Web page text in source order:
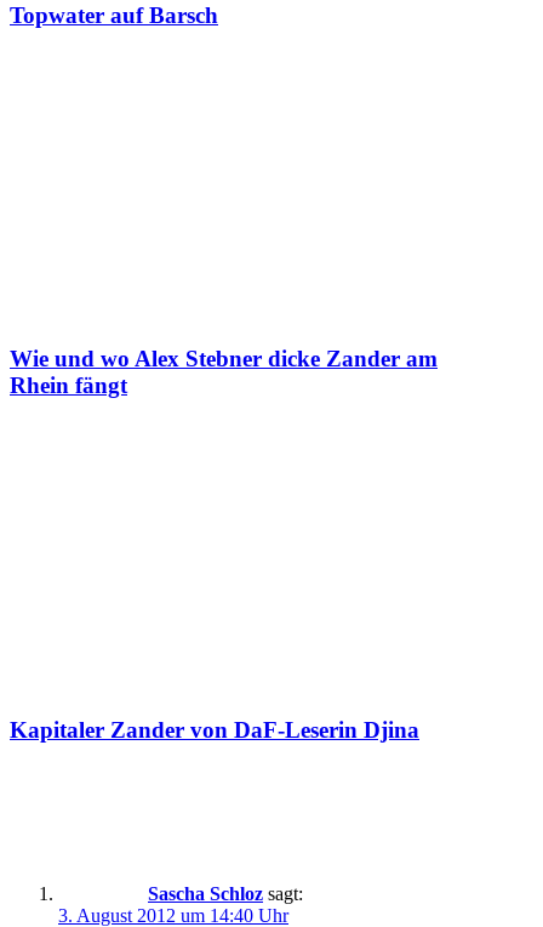
Topwater auf Barsch
Wie und wo Alex Stebner dicke Zander am
Rhein fängt
Kapitaler Zander von DaF-Leserin Djina
Sascha Schloz sagt:
3. August 2012 um 14:40 Uhr